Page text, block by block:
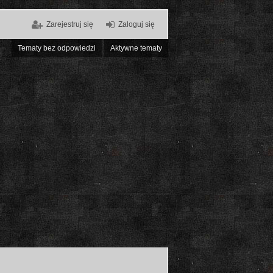
Zaloguj się
Zarejestruj się
Tematy bez odpowiedzi Aktywne tematy